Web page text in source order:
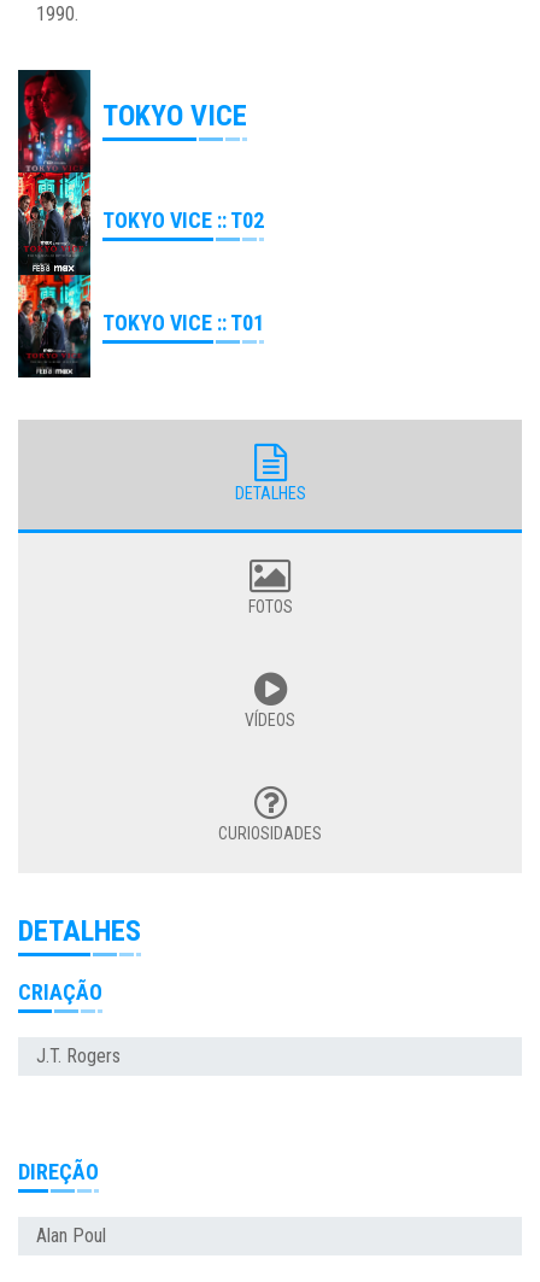
1990.
TOKYO VICE
TOKYO VICE :: T02
TOKYO VICE :: T01
DETALHES
FOTOS
VÍDEOS
CURIOSIDADES
DETALHES
CRIAÇÃO
J.T. Rogers
DIREÇÃO
Alan Poul